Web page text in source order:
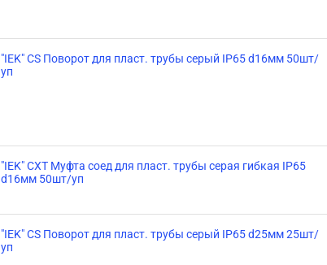
"IEK" CS Поворот для пласт. трубы серый IP65 d16мм 50шт/
уп
"IEK" CXT Муфта соед для пласт. трубы серая гибкая IP65
d16мм 50шт/уп
"IEK" CS Поворот для пласт. трубы серый IP65 d25мм 25шт/
уп